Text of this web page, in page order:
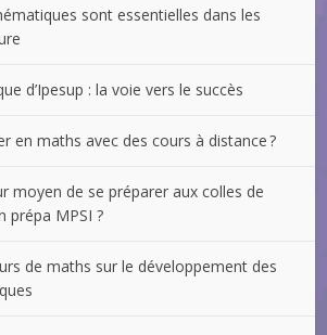
sont essentielles dans les
d’Ipesup : la voie vers le succès
en maths avec des cours à distance ?
moyen de se préparer aux colles de
prépa MPSI ?
de maths sur le développement des